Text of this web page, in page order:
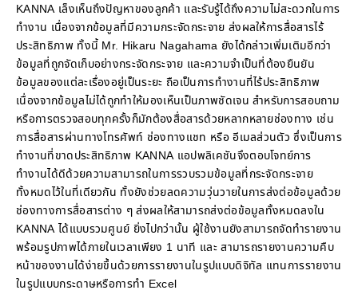
KANNA เล็งเห็นถึงปัญหาของลูกค้า และรับรู้ได้ถึงความไม่สะดวกในการ
ทำงาน เนื่องจากข้อมูลที่มีความกระจัดกระจาย ส่งผลให้การสื่อสารไร้
ประสิทธิภาพ ทั้งนี้ Mr. Hikaru Nagahama ยังได้กล่าวเพิ่มเติมอีกว่า
ข้อมูลที่ถูกจัดเก็บอย่างกระจัดกระจาย และความจำเป็นที่ต้องยืนยัน
ข้อมูลของแต่ละเรื่องอยู่เป็นระยะ ถือเป็นการทำงานที่ไร้ประสิทธิภาพ
เนื่องจากข้อมูลไม่ได้ถูกทำให้มองเห็นเป็นภาพชัดเจน สำหรับการสอบถาม
หรือการตรวจสอบทุกครั้งก็มักต้องสื่อสารด้วยหลากหลายช่องทาง เช่น
การสื่อสารผ่านทางโทรศัพท์ ช่องทางแชท หรือ อีเมลส่วนตัว ซึ่งเป็นการ
ทำงานที่ขาดประสิทธิภาพ KANNA แอปพลิเคชันจึงตอบโจทย์การ
ทำงานได้ดีด้วยความสามารถในการรวบรวมข้อมูลที่กระจัดกระจาย
ทั้งหมดไว้ในที่เดียวกัน ทั้งยังช่วยลดความวุ่นวายในการส่งต่อข้อมูลด้วย
ช่องทางการสื่อสารต่าง ๆ ส่งผลให้สามารถส่งต่อข้อมูลทั้งหมดลงใน
KANNA ได้แบบรวมศูนย์ ยิ่งไปกว่านั้น ผู้ใช้งานยังสามารถจัดทำรายงาน
พร้อมรูปภาพได้ภายในเวลาเพียง 1 นาที และ สามารถรายงานความคืบ
หน้าของงานได้ง่ายขึ้นด้วยการรายงานในรูปแบบดิจิทัล แทนการรายงาน
ในรูปแบบกระดาษหรือการทำ Excel